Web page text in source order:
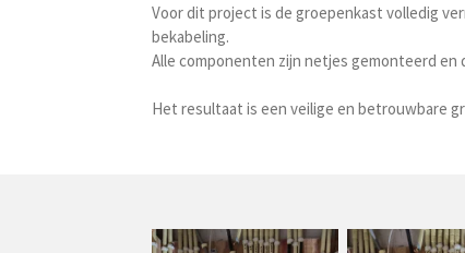
Voor dit project is de groepenkast volledig
bekabeling.
Alle componenten zijn netjes gemonteerd en
Het resultaat is een veilige en betrouwbare